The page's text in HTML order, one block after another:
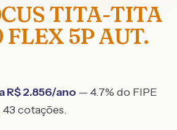
TITA-TITA
FLEX 5P AUT.
R$2.856/ano — 4.7% do FIPE
43 cotações.